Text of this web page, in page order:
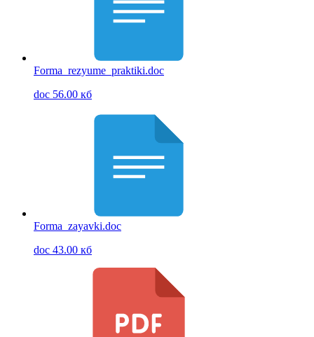
Forma_rezyume_praktiki.doc
doc 56.00 кб
Forma_zayavki.doc
doc 43.00 кб